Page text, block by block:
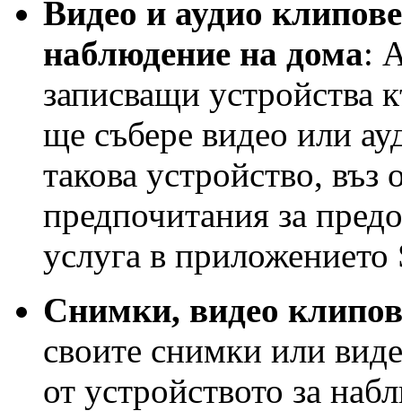
Видео и аудио
наблюдение на дома:
записващи устройства
ще събере видео или
такова устройство,
предпочитания за
услуга в
Снимки, видео
своите снимки или
от устройството за